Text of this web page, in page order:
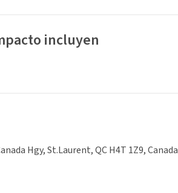
incluyen
Hgy, St.Laurent, QC H4T 1Z9, Canada